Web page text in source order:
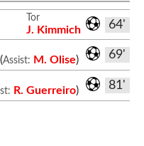
64'
Tor
J. Kimmich
69'
(Assist: M. Olise)
81'
R. Guerreiro)